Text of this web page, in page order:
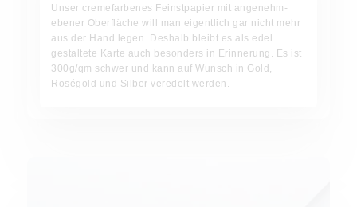
Unser cremefarbenes Feinstpapier mit angenehm-
ebener Oberfläche will man eigentlich gar nicht mehr
aus der Hand legen. Deshalb bleibt es als edel
gestaltete Karte auch besonders in Erinnerung. Es ist
300g/qm schwer und kann auf Wunsch in Gold,
Roségold und Silber veredelt werden.